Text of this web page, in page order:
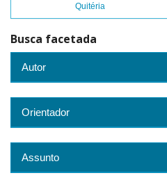
Quitéria
Busca facetada
Autor
Orientador
Assunto